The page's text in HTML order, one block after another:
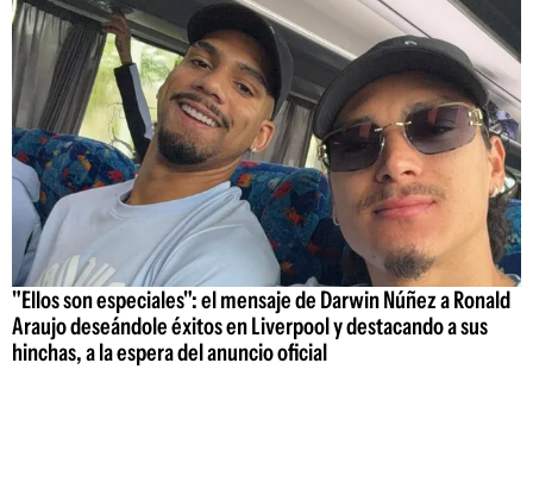
"Ellos son especiales": el mensaje de Darwin Núñez a Ronald
Araujo deseándole éxitos en Liverpool y destacando a sus
hinchas, a la espera del anuncio oficial